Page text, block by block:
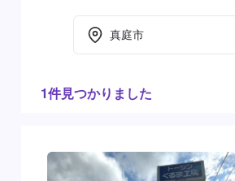
真庭市
1件見つかりました